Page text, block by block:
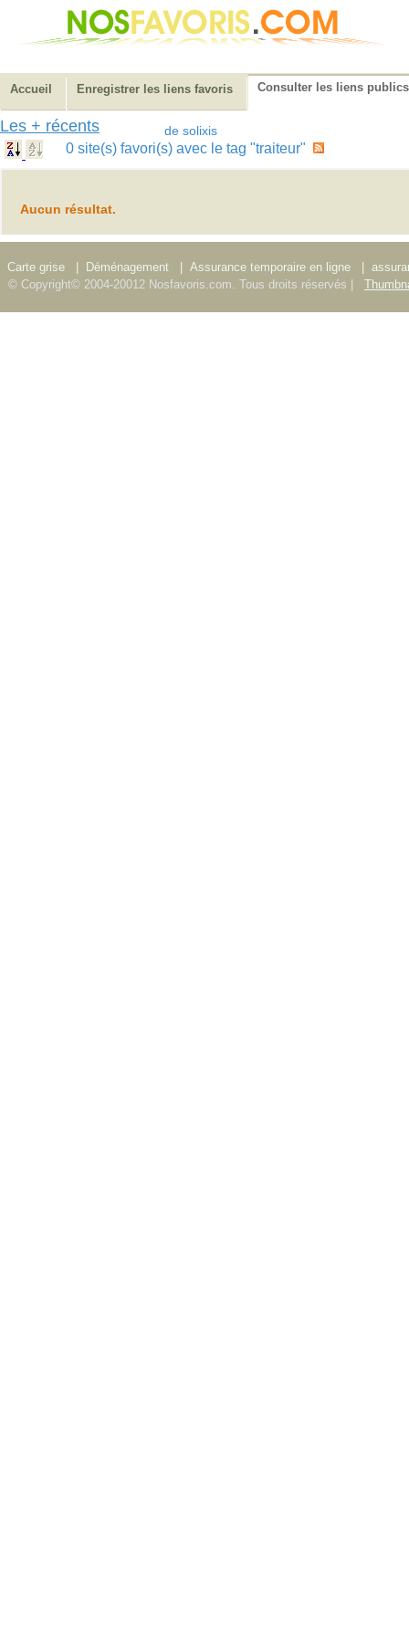
Accueil Enregistrer les liens favoris Consulter les liens publics
Les + récents de solixis
0 site(s) favori(s) avec le tag "traiteur"
Aucun résultat.
Carte grise Déménagement Assurance temporaire en ligne
© Copyright© 2004-20012 Nosfavoris.com. Tous droits réservés |